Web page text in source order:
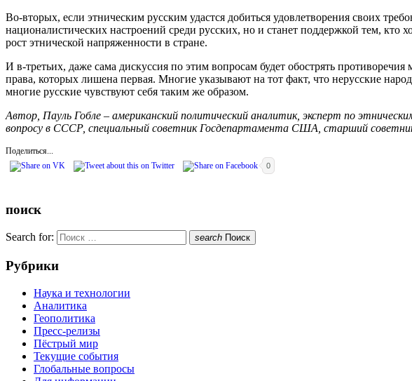
Во-вторых, если этническим русским удастся добиться удовлетворения своих
националистических настроений среди русских, но и станет поддержкой тем, кто
рост этнической напряженности в стране.
И в-третьих, даже сама дискуссия по этим вопросам будет обострять
права, которых лишена первая. Многие указывают на тот факт, что нерусские
многие русские чувствуют себя таким же образом.
Автор, Пауль Гобле – американский политический аналитик, эксперт по
вопросу в СССР, специальный советник Госдепартамента США, старший
Поделиться...
0
поиск
Search for: search Поиск
Рубрики
Наука и технологии
Аналитика
Геополитика
Пресс-релизы
Пёстрый мир
Текущие события
Глобальные вопросы